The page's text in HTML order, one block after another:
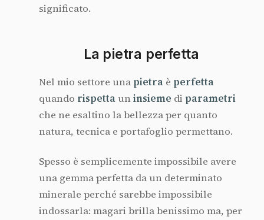
significato.
La pietra perfetta
Nel mio settore una pietra è perfetta
quando rispettauninsieme di parametri
che ne esaltino la bellezza per quanto
natura, tecnica e portafoglio permettano.
Spesso è semplicemente impossibile avere
una gemma perfetta da un determinato
minerale perché sarebbe impossibile
indossarla: magari brilla benissimo ma, per